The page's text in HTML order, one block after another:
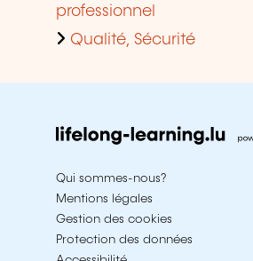
professionnel
Qualité, Sécurité
Qui sommes-nous?
Mentions légales
Gestion des cookies
Protection des données